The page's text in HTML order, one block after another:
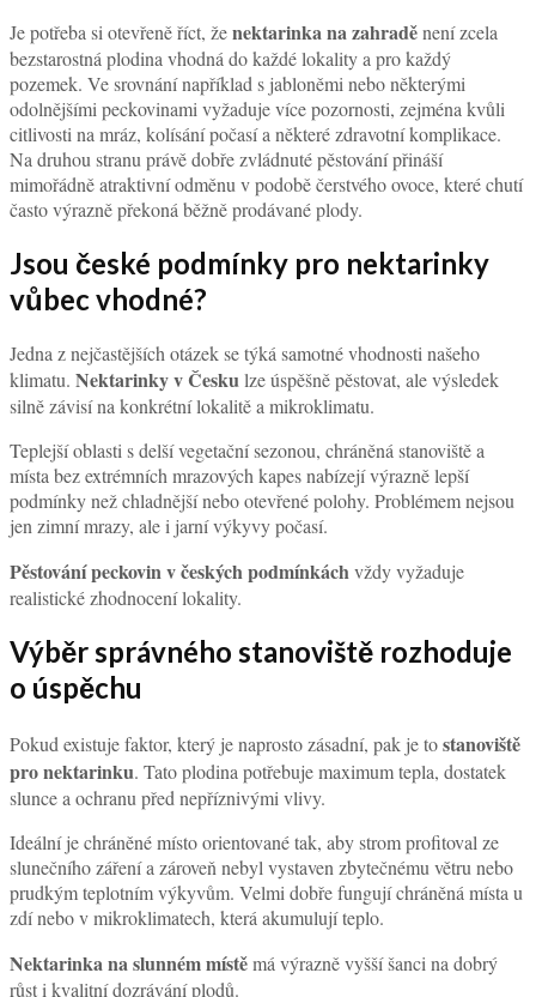
Je potřeba si otevřeně říct, ženektarinka na zahraděnení zcela
bezstarostná plodina vhodná do každé lokality a pro každý
pozemek. Ve srovnání například s jabloněmi nebo některými
odolnějšími peckovinami vyžaduje více pozornosti, zejména kvůli
citlivosti na mráz, kolísání počasí a některé zdravotní komplikace.
Na druhou stranu právě dobře zvládnuté pěstování přináší
mimořádně atraktivní odměnu v podobě čerstvého ovoce, které chutí
často výrazně překoná běžně prodávané plody.
Jsou české podmínky pro nektarinky
vůbec vhodné?
Jedna z nejčastějších otázek se týká samotné vhodnosti našeho
klimatu. Nektarinky v Českulze úspěšně pěstovat, ale výsledek
silně závisí na konkrétní lokalitě a mikroklimatu.
Teplejší oblasti s delší vegetační sezonou, chráněná stanoviště a
místa bez extrémních mrazových kapes nabízejí výrazně lepší
podmínky než chladnější nebo otevřené polohy. Problémem nejsou
jen zimní mrazy, ale i jarní výkyvy počasí.
Pěstování peckovin v českých podmínkáchvždy vyžaduje
realistické zhodnocení lokality.
Výběr správného stanoviště rozhoduje
o úspěchu
Pokud existuje faktor, který je naprosto zásadní, pak je tostanoviště
pro nektarinku. Tato plodina potřebuje maximum tepla, dostatek
slunce a ochranu před nepříznivými vlivy.
Ideální je chráněné místo orientované tak, aby strom profitoval ze
slunečního záření a zároveň nebyl vystaven zbytečnému větru nebo
prudkým teplotním výkyvům. Velmi dobře fungují chráněná místa u
zdí nebo v mikroklimatech, která akumulují teplo.
Nektarinka na slunném místěmá výrazně vyšší šanci na dobrý
růst i kvalitní dozrávání plodů.